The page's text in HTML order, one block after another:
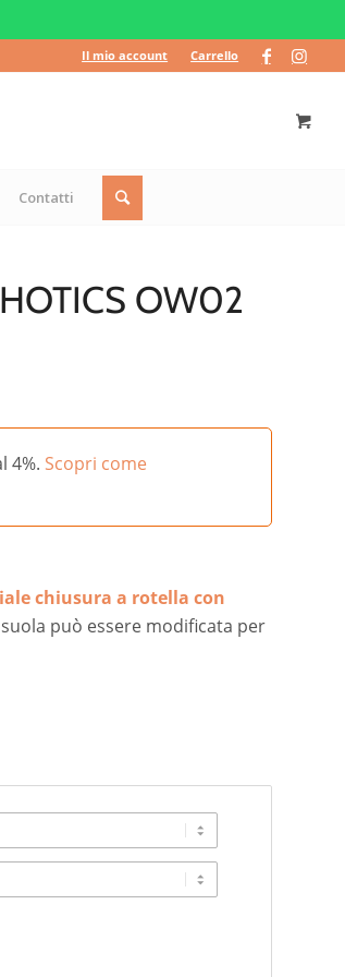
Il mio account Carrello
Contatti
OW02
4%. Scopri come
chiusura a rotella con
può essere modificata per